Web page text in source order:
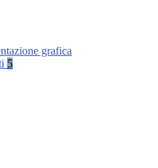
grafica
5